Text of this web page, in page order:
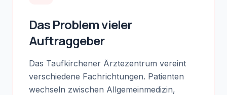
Das Problem vieler
Auftraggeber
Das Taufkirchener Ärztezentrum vereint
verschiedene Fachrichtungen. Patienten
wechseln zwischen Allgemeinmedizin,